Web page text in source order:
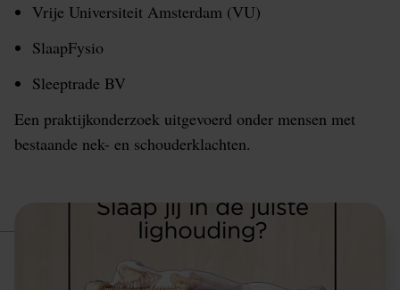
Vrije Universiteit Amsterdam (VU)
SlaapFysio
Sleeptrade BV
Een praktijkonderzoek uitgevoerd onder mensen met
bestaande nek- en schouderklachten.